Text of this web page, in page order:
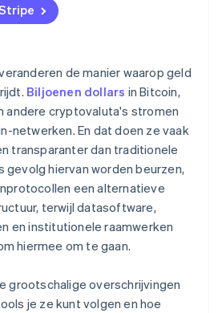
de manier waarop geld
Biljoenen dollars in Bitcoin,
andere cryptovaluta's stromen
netwerken. En dat doen ze vaak
transparanter dan traditionele
gevolg hiervan worden beurzen,
een alternatieve
terwijl datasoftware,
en institutionele raamwerken
hiermee om te gaan.
grootschalige overschrijvingen
je ze kunt volgen en hoe